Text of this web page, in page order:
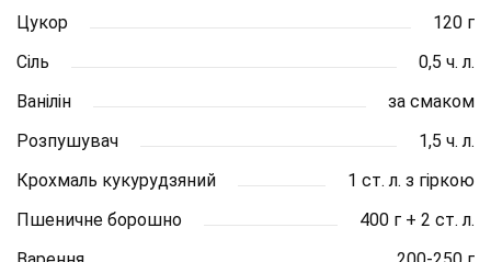
Цукор
120 г
Сіль
0,5 ч. л.
Ванілін
за смаком
Розпушувач
1,5 ч. л.
Крохмаль кукурудзяний
1 ст. л. з гіркою
Пшеничне борошно
400 г + 2 ст. л.